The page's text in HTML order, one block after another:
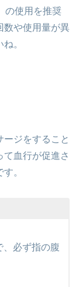
の使用を推奨
数や使用量が異
。
ジをすること
血行が促進さ
。
、必ず指の腹